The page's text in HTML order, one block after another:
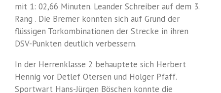
mit 1: 02,66 Minuten. Leander Schreiber auf dem 3.
Rang . Die Bremer konnten sich auf Grund der
flüssigen Torkombinationen der Strecke in ihren
DSV-Punkten deutlich verbessern.
In der Herrenklasse 2 behauptete sich Herbert
Hennig vor Detlef Otersen und Holger Pfaff.
Sportwart Hans-Jürgen Böschen konnte die